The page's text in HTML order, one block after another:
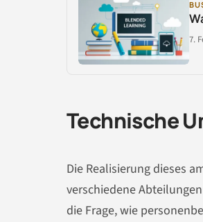
7.
Technische
Die Realisierung dieses
verschiedene
die Frage, wie